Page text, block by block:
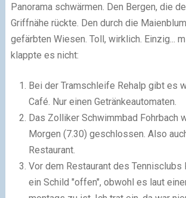
Panorama schwärmen. Den Bergen, die
Griffnähe rückte. Den durch die
gefärbten Wiesen. Toll, wirklich. Einzig...
klappte es nicht:
Bei der Tramschleife Rehalp gibt es
Café. Nur einen Getränkeautomaten.
Das Zolliker Schwimmbad Fohrbach
Morgen (7.30) geschlossen. Also
Restaurant.
Vor dem Restaurant des Tennisclubs
ein Schild "offen", obwohl es laut